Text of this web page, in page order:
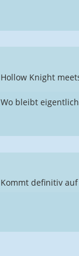
Hollow Knight
Wo bleibt eigentlich
Kommt definitiv